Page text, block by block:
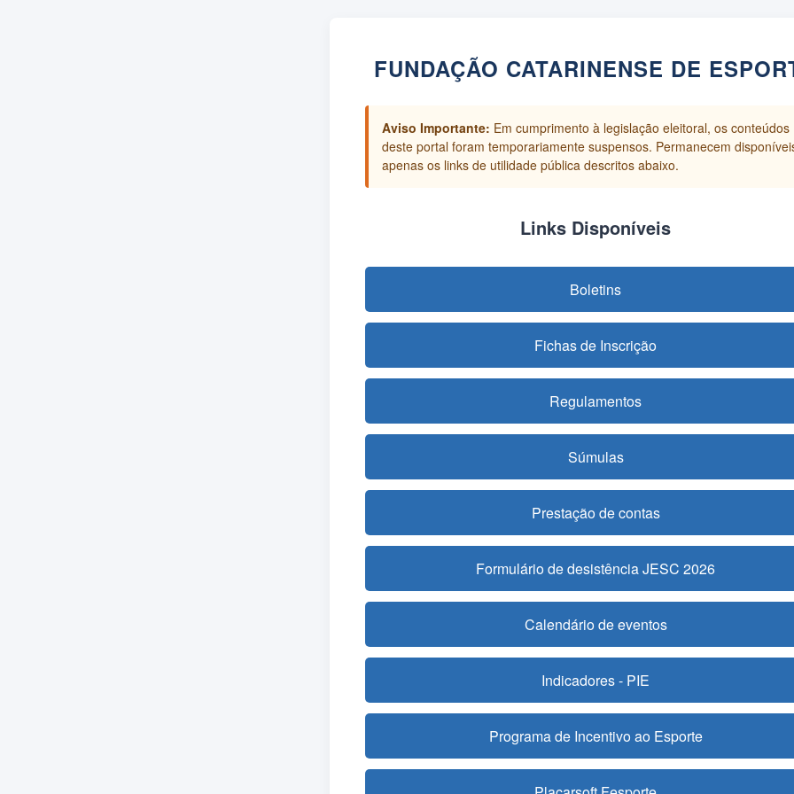
FUNDAÇÃO CATARINENSE DE
Aviso Importante: Em cumprimento à legislação eleitoral, os conteúdos
deste portal foram temporariamente suspensos. Permanecem
apenas os links de utilidade pública descritos abaixo.
Links Disponíveis
Boletins
Fichas de Inscrição
Regulamentos
Súmulas
Prestação de contas
Formulário de desistência JESC 2026
Calendário de eventos
Indicadores - PIE
Programa de Incentivo ao Esporte